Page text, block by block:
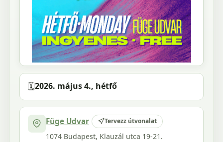
🗓️2026. május 4., hétfő
Füge Udvar Tervezz útvonalat
1074 Budapest, Klauzál utca 19-21.